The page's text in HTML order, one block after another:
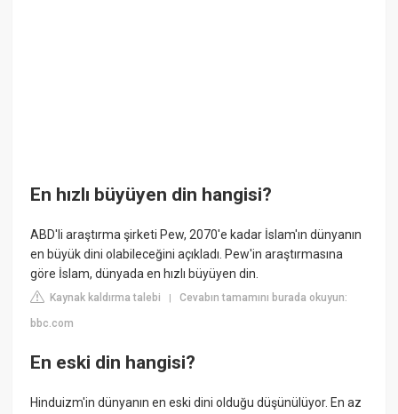
En hızlı büyüyen din hangisi?
ABD'li araştırma şirketi Pew, 2070'e kadar İslam'ın dünyanın
en büyük dini olabileceğini açıkladı. Pew'in araştırmasına
göre İslam, dünyada en hızlı büyüyen din.
Kaynak kaldırma talebi |Cevabın tamamını burada okuyun:
bbc.com
En eski din hangisi?
Hinduizm'in dünyanın en eski dini olduğu düşünülüyor. En az